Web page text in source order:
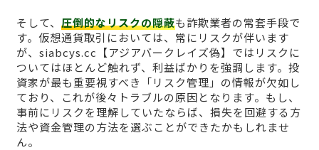
そして、 圧倒的なリスクの隠蔽も詐欺業者の常套手段で
す。仮想通貨取引においては、常にリスクが伴います
が、siabcys.cc【アジアバークレイズ偽】ではリスクに
ついてはほとんど触れず、利益ばかりを強調します。投
資家が最も重要視すべき「リスク管理」の情報が欠如し
ており、これが後々トラブルの原因となります。もし、
事前にリスクを理解していたならば、損失を回避する方
法や資金管理の方法を選ぶことができたかもしれませ
ん。